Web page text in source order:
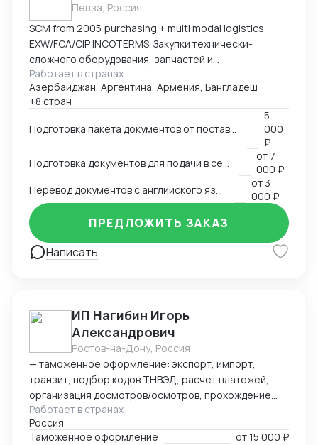
Пенза, Россия
SCM from 2005:purchasing + multi modal logistics
EXW/FCA/CIP INCOTERMS. Закупки технически-
сложного оборудования, запчастей и
комплектующих к нему.
Работает в странах
Азербайджан, Аргентина, Армения, Бангладеш
+8 стран
Подготовка пакета документов от поставщика на EXW, FCA, CIP
5
000
₽
от 7
000 ₽
от 3
000 ₽
Написать
ПРЕДЛОЖИТЬ ЗАКАЗ
ИП Нагибин Игорь
Александрович
Ростов-на-Дону, Россия
— таможенное оформление: экспорт, импорт,
транзит, подбор кодов ТНВЭД, расчет платежей,
организация досмотров/осмотров, прохождение
доп. проверок, возврат обеспечения; — логистика:
авто, авиа, морской транспорт, ж/д; — консалтинг
и сопровождение по таможенным процедурам,
Работает в странах
Россия
Таможенное оформление
от15 000 ₽